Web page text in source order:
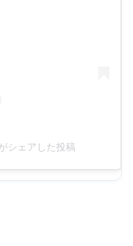
シェアした投稿